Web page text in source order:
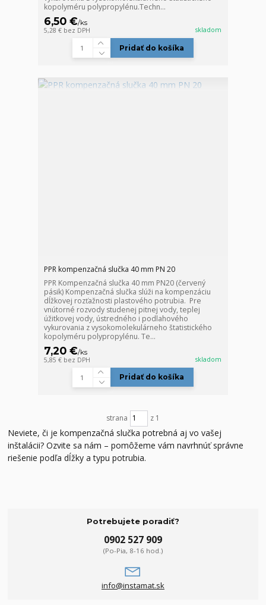
kopolyméru polypropylénu.Techn...
6,50 €/ks
5,28 € bez DPH skladom
Pridať do košíka
PPR kompenzačná slučka 40 mm PN 20
PPR Kompenzačná slučka 40 mm PN20 (červený
pásik) Kompenzačná slučka slúži na kompenzáciu
dĺžkovej rozťažnosti plastového potrubia. Pre
vnútorné rozvody studenej pitnej vody, teplej
úžitkovej vody, ústredného i podlahového
vykurovania z vysokomolekulárneho štatistického
kopolyméru polypropylénu. Te...
7,20 €/ks
5,85 € bez DPH skladom
Pridať do košíka
strana z 1
Neviete, či je kompenzačná slučka potrebná aj vo vašej
inštalácii? Ozvite sa nám – pomôžeme vám navrhnúť správne
riešenie podľa dĺžky a typu potrubia.
Potrebujete poradiť?
0902 527 909
(Po-Pia, 8-16 hod.)
info@instamat.sk